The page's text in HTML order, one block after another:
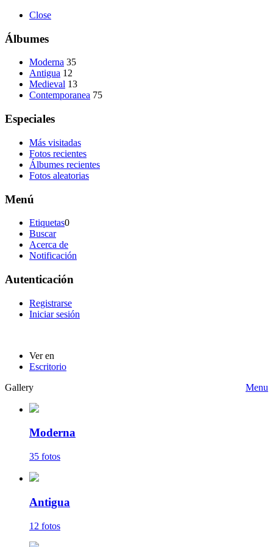
Close
Álbumes
Moderna 35
Antigua 12
Medieval 13
Contemporanea 75
Especiales
Más visitadas
Fotos recientes
Álbumes recientes
Fotos aleatorias
Menú
Etiquetas0
Buscar
Acerca de
Notificación
Autenticación
Registrarse
Iniciar sesión
Ver en
Escritorio
Gallery
Menu
Moderna
35 fotos
Antigua
12 fotos